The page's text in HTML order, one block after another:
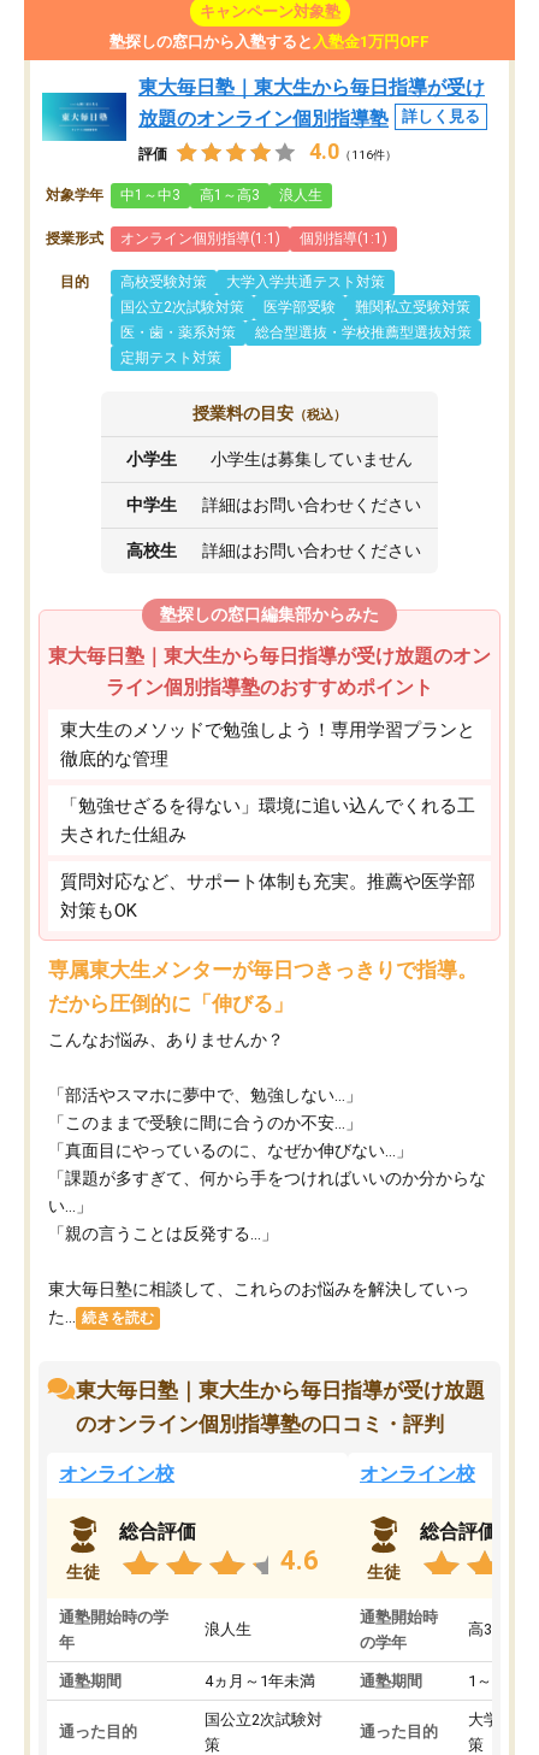
キャンペーン対象塾
塾探しの窓口から入塾すると 入塾金1万円OFF
東大毎日塾｜東大生から毎日指導が受け
放題のオンライン個別指導塾
詳しく見る
評価 4.0 （116件）
対象学年 中1～中3 高1～高3 浪人生
授業形式 オンライン個別指導(1:1) 個別指導(1:1)
目的 高校受験対策
大学入学共通テスト対策
国公立2次試験対策
医学部受験
難関私立受験対策
医・歯・薬系対策
総合型選抜・学校推薦型選抜対策
定期テスト対策
授業料の目安 （税込）
小学生 小学生は募集していません
中学生 詳細はお問い合わせください
高校生 詳細はお問い合わせください
塾探しの窓口編集部からみた
東大毎日塾｜東大生から毎日指導が受け放題のオン
ライン個別指導塾のおすすめポイント
東大生のメソッドで勉強しよう！専用学習プランと
徹底的な管理
「勉強せざるを得ない」環境に追い込んでくれる工
夫された仕組み
質問対応など、サポート体制も充実。推薦や医学部
対策もOK
専属東大生メンターが毎日つきっきりで指導。
だから圧倒的に「伸びる」
こんなお悩み、ありませんか？
「部活やスマホに夢中で、勉強しない…」
「このままで受験に間に合うのか不安…」
「真面目にやっているのに、なぜか伸びない…」
「課題が多すぎて、何から手をつければいいのか分からな
い…」
「親の言うことは反発する…」
東大毎日塾に相談して、これらのお悩みを解決していっ
た...
続きを読む
東大毎日塾｜東大生から毎日指導が受け放題
のオンライン個別指導塾の口コミ・評判
オンライン校
生徒
総合評価
4.6
通塾開始時の学
年
浪人生
通塾期間 4ヵ月～1年未満
通った目的
国公立2次試験対
策
オンライン校
生徒
総合評価
通塾開始時
の学年
高3
通塾期間 1～3ヵ月
通った目的
大学入学
策